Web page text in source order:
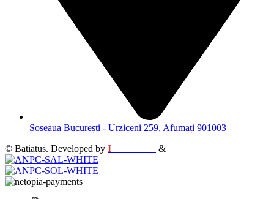
Șoseaua București - Urziceni 259, Afumați 901003
© Batiatus. Developed by I &